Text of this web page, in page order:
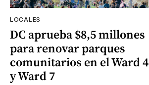
LOCALES
DC aprueba $8,5 millones
para renovar parques
comunitarios en el Ward 4
y Ward 7